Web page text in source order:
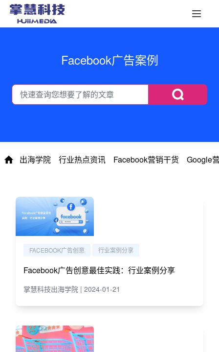
Facebook广告案例
出海学院 行业热点资讯 Facebook营销干货 Google
FACEBOOK广告创意 行业案例分享
Facebook广告创意最佳实践：行业案例分享
掌慧科技出海学院 | 2024-01-21